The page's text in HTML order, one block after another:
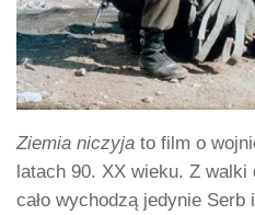
Ziemia niczyja to film o
latach 90. XX wieku. Z walki
cało wychodzą jedynie